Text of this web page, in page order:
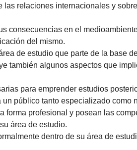
relaciones internacionales y
consecuencias en el
del mismo.
de estudio que parte de la base
también algunos aspectos que
para emprender estudios
público tanto especializado como
profesional y posean las
área de estudio.
dentro de su área de